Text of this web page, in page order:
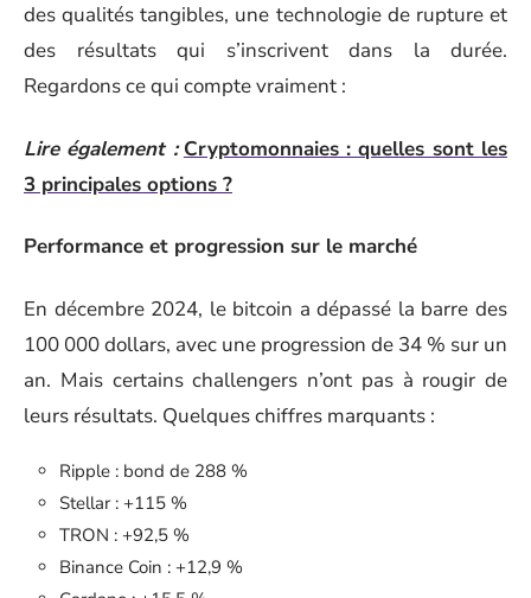
des qualités tangibles, une technologie de rupture et
des résultats qui s’inscrivent dans la durée.
Regardons ce qui compte vraiment :
Lire également : Cryptomonnaies : quelles sont les
3 principales options ?
Performance et progression sur le marché
En décembre 2024, le bitcoin a dépassé la barre des
100 000 dollars, avec une progression de 34 % sur un
an. Mais certains challengers n’ont pas à rougir de
leurs résultats. Quelques chiffres marquants :
Ripple : bond de 288 %
Stellar : +115 %
TRON : +92,5 %
Binance Coin : +12,9 %